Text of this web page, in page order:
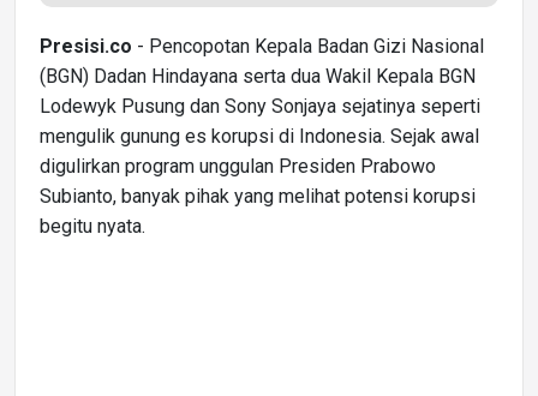
Presisi.co - Pencopotan Kepala Badan Gizi Nasional
(BGN) Dadan Hindayana serta dua Wakil Kepala BGN
Lodewyk Pusung dan Sony Sonjaya sejatinya seperti
mengulik gunung es korupsi di Indonesia. Sejak awal
digulirkan program unggulan Presiden Prabowo
Subianto, banyak pihak yang melihat potensi korupsi
begitu nyata.